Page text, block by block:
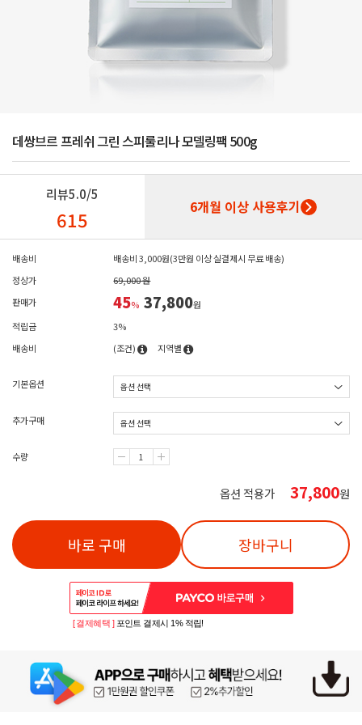
데쌍브르 프레쉬 그린 스피룰리나 모델링팩 500g
리뷰5.0/5
615 6개월 이상 사용후기
배송비
배송비 3,000원(3만원 이상 실결제시 무료 배송)
정상가
69,000 원
판매가
45% 37,800원
적립금
3%
배송비
(조건) 지역별
기본옵션
추가구매
수량
옵션 적용가 37,800원
바로 구매 장바구니
[ 결제혜택 ] 포인트 결제시 1% 적립!